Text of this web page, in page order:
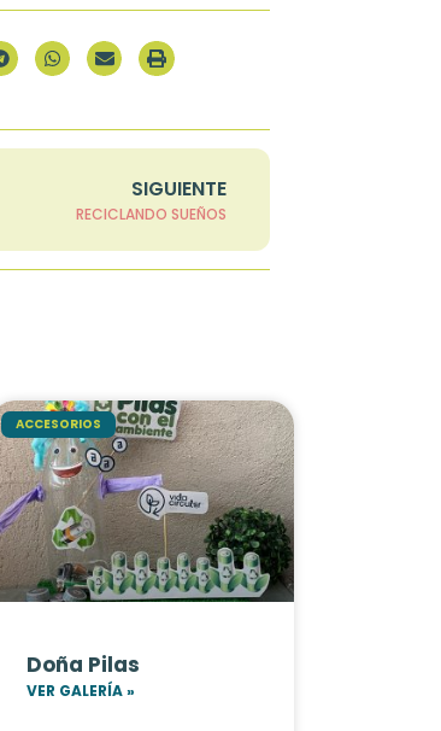
SIGUIENTE
RECICLANDO SUEÑOS
ACCESORIOS
Doña Pilas
VER GALERÍA »